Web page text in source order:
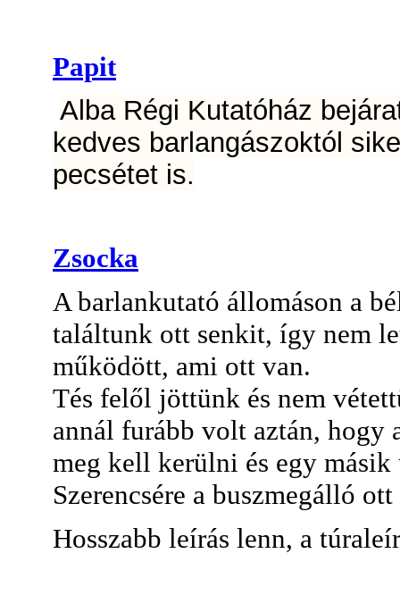
Papit
Alba Régi Kutatóház
kedves barlangászoktól
pecsétet is.
Zsocka
A barlankutató állomáson a
találtunk ott senkit, így nem
működött, ami ott van.
Tés felől jöttünk és nem
annál furább volt aztán, hogy
meg kell kerülni és egy
Szerencsére a buszmegálló
Hosszabb leírás lenn, a